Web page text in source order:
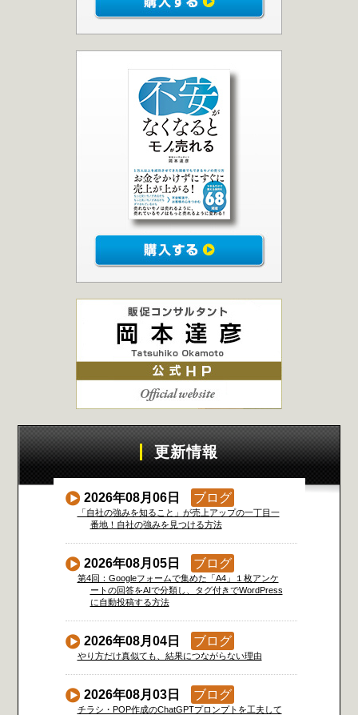
更新情報
2026年08月06日 ブログ
「自社の強みを知ること」が売上アップの一丁目一
番地！自社の強みを見つける方法
2026年08月05日 ブログ
第4回：Googleフォームで集めた「A4」１枚アンケ
ートの回答をAIで分類し、タグ付きでWordPress
に自動投稿する方法
2026年08月04日 ブログ
やり方だけ真似ても、結果につながらない理由
2026年08月03日 ブログ
チラシ・POP作成のChatGPTプロンプトを工夫して